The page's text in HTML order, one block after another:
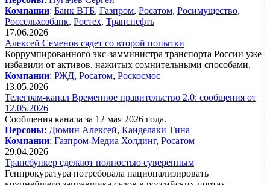
Компании: Банк ВТБ, Газпром, Росатом, Росимущество,
Россельхозбанк, Ростех, Транснефть
17.06.2026
Алексей Семенов сядет со второй попытки
Коррумпированного экс-замминистра транспорта России уже
избавили от активов, нажитых сомнительными способами.
Компании: РЖД, Росатом, Роскосмос
13.05.2026
Телеграм-канал Временное правительство 2.0: сообщения от
12.05.2026
Сообщения канала за 12 мая 2026 года.
Персоны: Дюмин Алексей, Канделаки Тина
Компании: Газпром-Медиа Холдинг, Росатом
29.04.2026
Трансбункер сделают полностью суверенным
Генпрокуратура потребовала национализировать